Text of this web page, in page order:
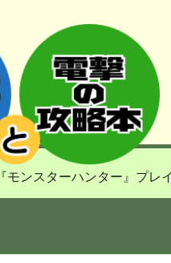
『モンスターハンター』プ